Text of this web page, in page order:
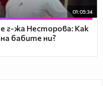
01:05:34
жа Несторова: Как
бабите ни?